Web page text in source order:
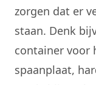
zorgen dat er
staan. Denk
container voor
spaanplaat,